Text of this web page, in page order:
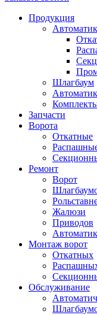
Продукция
Шлагбаум
Запчасти
Ворота
Откатные
Ремонт
Ворот
Жалюзи
Приводов
Монтаж ворот
Откатных
Обслуживание